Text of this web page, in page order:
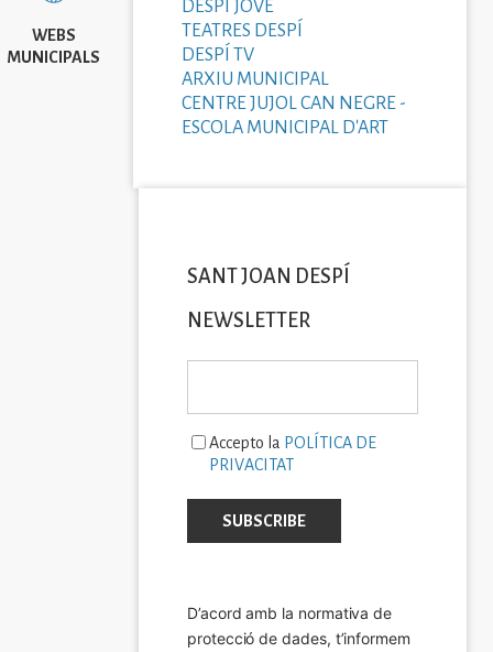
WEBS
MUNICIPALS
DESPÍ JOVE
TEATRES DESPÍ
DESPÍ TV
ARXIU MUNICIPAL
CENTRE JUJOL CAN NEGRE -
ESCOLA MUNICIPAL D'ART
SANT JOAN DESPÍ
NEWSLETTER
Accepto la POLÍTICA DE
PRIVACITAT
D’acord amb la normativa de
protecció de dades, t’informem